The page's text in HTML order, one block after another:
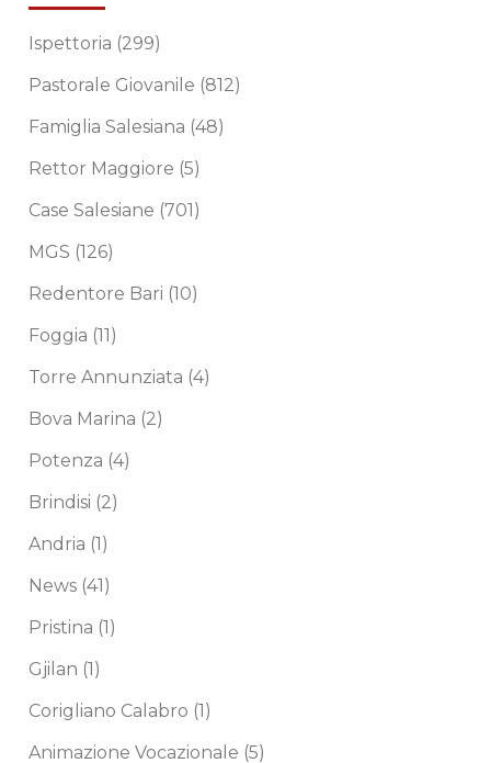
Ispettoria (299)
Pastorale Giovanile (812)
Famiglia Salesiana (48)
Rettor Maggiore (5)
Case Salesiane (701)
MGS (126)
Redentore Bari (10)
Foggia (11)
Torre Annunziata (4)
Bova Marina (2)
Potenza (4)
Brindisi (2)
Andria (1)
News (41)
Pristina (1)
Gjilan (1)
Corigliano Calabro (1)
Animazione Vocazionale (5)